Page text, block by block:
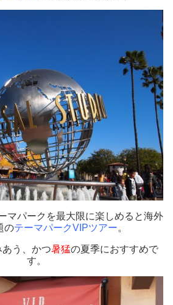
マパークを最大限に楽しめると海外
のテーマパークVIPツアー。
う、かつ暑猛の夏季におすすめで
す。